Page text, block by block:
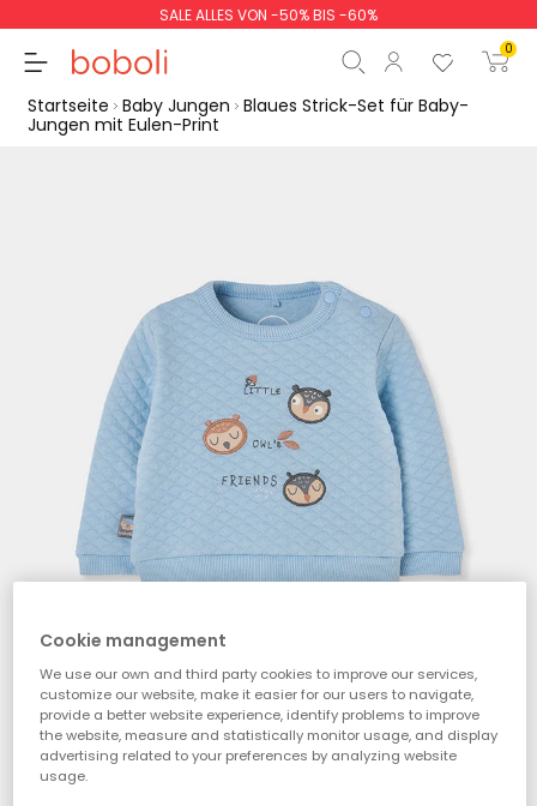
SALE ALLES VON -50% BIS -60%
0
Gesamtbetrag
weiter Start der Bestellung
Startseite Baby Jungen Blaues Strick-Set für Baby-
Jungen mit Eulen-Print
Cookie management
We use our own and third party cookies to improve our services,
customize our website, make it easier for our users to navigate,
provide a better website experience, identify problems to improve
the website, measure and statistically monitor usage, and display
advertising related to your preferences by analyzing website
usage.